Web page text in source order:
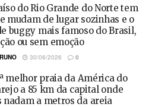
do Rio Grande do Norte tem
mudam de lugar sozinhas e o
buggy mais famoso do Brasil,
ou sem emoção
30/06/2026 0
melhor praia da América do
a 85 km da capital onde
nadam a metros da areia